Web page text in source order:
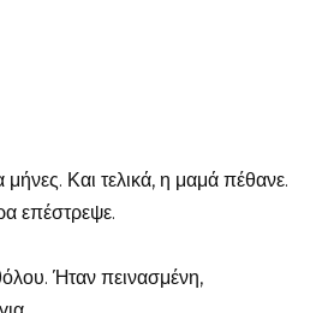
μήνες. Και τελικά, η μαμά πέθανε.
επέστρεψε.
Ήταν πεινασμένη,